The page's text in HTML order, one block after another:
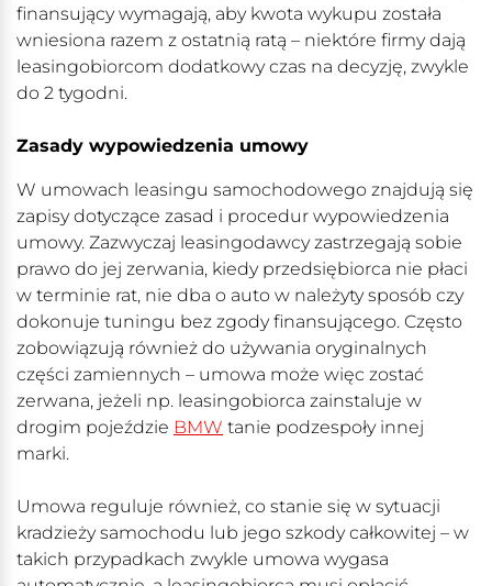
finansujący wymagają, aby kwota wykupu została
wniesiona razem z ostatnią ratą – niektóre firmy dają
leasingobiorcom dodatkowy czas na decyzję, zwykle
do 2 tygodni.
Zasady wypowiedzenia umowy
W umowach leasingu samochodowego znajdują się
zapisy dotyczące zasad i procedur wypowiedzenia
umowy. Zazwyczaj leasingodawcy zastrzegają sobie
prawo do jej zerwania, kiedy przedsiębiorca nie płaci
w terminie rat, nie dba o auto w należyty sposób czy
dokonuje tuningu bez zgody finansującego. Często
zobowiązują również do używania oryginalnych
części zamiennych – umowa może więc zostać
zerwana, jeżeli np. leasingobiorca zainstaluje w
drogim pojeździe BMW tanie podzespoły innej
marki.
Umowa reguluje również, co stanie się w sytuacji
kradzieży samochodu lub jego szkody całkowitej – w
takich przypadkach zwykle umowa wygasa